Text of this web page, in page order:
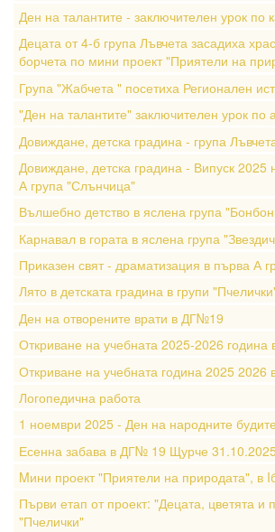
Ден на талантите - заключителен урок по
Децата от 4-б група Лъвчета засадиха
борчета по мини проект "Приятели на
Група "Жабчета " посетиха Регионален
"Ден на талантите" заключителен урок по
Довиждане, детска градина - група
Довиждане, детска градина - Випуск
А група "Слънчица"
Вълшебно детство в яслена група
Карнавал в гората в яслена група
Приказен свят - драматизация в първа А
Лято в детската градина в групи
Ден на отворените врати в ДГ№19
Откриване на учебната 2025-2026 година
Откриване на учебната година 2025 2026
Логопедична работа
1 ноември 2025 - Ден на народните
Есенна забава в ДГ№ 19 Щурче
Mини проект "Приятели на природата", в
Първи етап от проект: "Децата, цветята и
"Пчелички"